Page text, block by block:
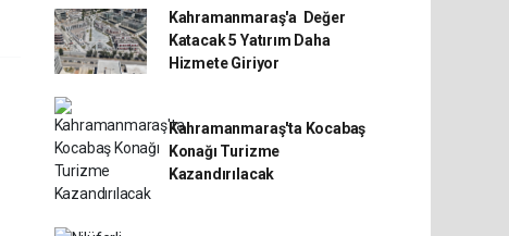
Kahramanmaraş'a Değer
Katacak 5 Yatırım Daha
Hizmete Giriyor
Kahramanmaraş'ta Kocabaş
Konağı Turizme
Kazandırılacak